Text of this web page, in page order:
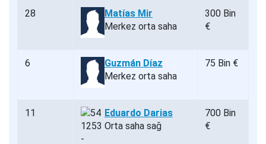
28
Matías Mir
Merkez orta saha
300 Bin
€
6
Guzmán Díaz
Merkez orta saha
75 Bin €
11
Eduardo Darias
Orta saha sağ
700 Bin
€